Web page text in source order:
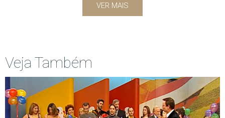
VER MAIS
Veja Também